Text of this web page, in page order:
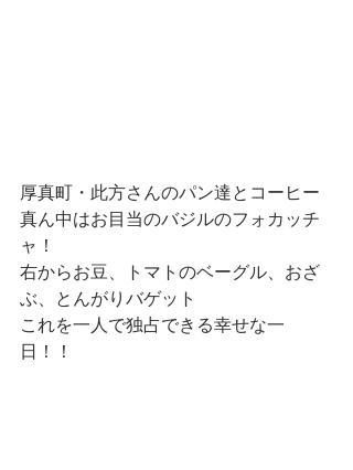
厚真町・此方さんのパン達とコーヒー
真ん中はお目当のバジルのフォカッチ
ャ！
右からお豆、トマトのベーグル、おざ
ぶ、とんがりバゲット
これを一人で独占できる幸せな一
日！！